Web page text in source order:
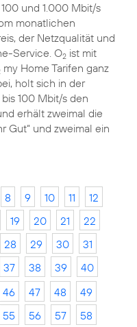
und 1.000 Mbit/s
monatlichen
der Netzqualität und
Service. O2ist mit
my Home Tarifen ganz
holt sich in der
100 Mbit/s den
erhält zweimal die
Gut“ und zweimal ein
8 9 10 11
12
19 20 21
22
28 29 30
31
37 38 39
40
46 47 48
49
55 56 57
58